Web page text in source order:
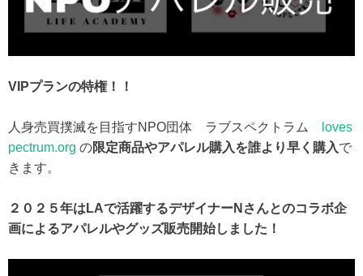
VIPプランの特権！！
人身売買撲滅を目指すNPO団体 ラブスペクトラム
loves
pectrum.org の限定商品やアパレル購入を誰より早く購入で
きます。
２０２５年はLAで活躍するデザイナーNさんとのコラボ企
画によるアパレルやグッズ販売開始しました！